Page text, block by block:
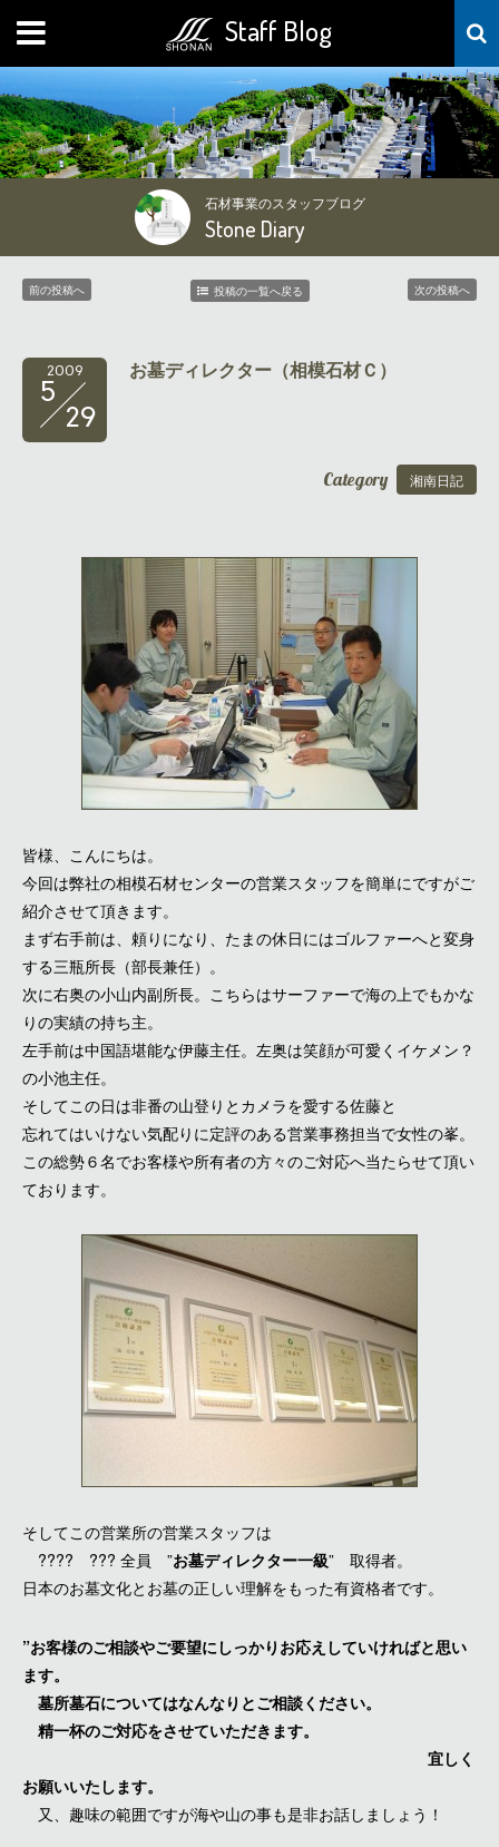
Staff Blog
MENU
石材事業のスタッフブログ
Stone Diary
前の投稿へ 投稿の一覧へ戻る 次の投稿へ
2009
5
29
お墓ディレクター（相模石材Ｃ）
Category 湘南日記
皆様、こんにちは。
今回は弊社の相模石材センターの営業スタッフを簡単にですがご
紹介させて頂きます。
まず右手前は、頼りになり、たまの休日にはゴルファーへと変身
する三瓶所長（部長兼任）。
次に右奥の小山内副所長。こちらはサーファーで海の上でもかな
りの実績の持ち主。
左手前は中国語堪能な伊藤主任。左奥は笑顔が可愛くイケメン？
の小池主任。
そしてこの日は非番の山登りとカメラを愛する佐藤と
忘れてはいけない気配りに定評のある営業事務担当で女性の峯。
この総勢６名でお客様や所有者の方々のご対応へ当たらせて頂い
ております。
そしてこの営業所の営業スタッフは
???? ??? 全員 ”お墓ディレクター一級” 取得者。
日本のお墓文化とお墓の正しい理解をもった有資格者です。
”お客様のご相談やご要望にしっかりお応えしていければと思い
ます。
墓所墓石についてはなんなりとご相談ください。
精一杯のご対応をさせていただきます。
宜しく
お願いいたします。
又、趣味の範囲ですが海や山の事も是非お話しましょう！